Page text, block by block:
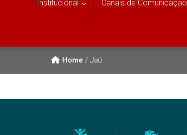
Institucional Canais de Comunicação
Home / Jaú